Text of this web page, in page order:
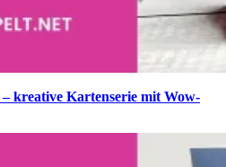
kreative Kartenserie mit Wow-